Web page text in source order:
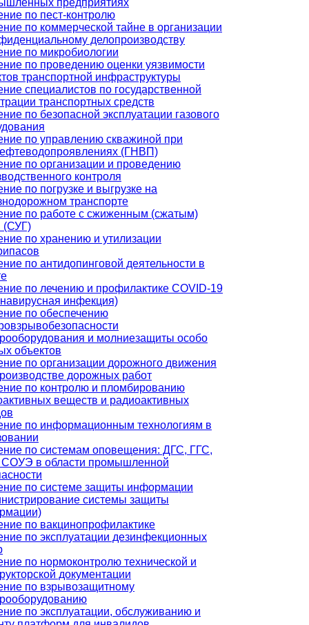
по пест-контролю
по коммерческой тайне в организации
делопроизводству
по микробиологии
по проведению оценки уязвимости
транспортной инфраструктуры
специалистов по государственной
транспортных средств
по безопасной эксплуатации газового
по управлению скважиной при
(ГНВП)
по организации и проведению
контроля
по погрузке и выгрузке на
транспорте
по работе с сжиженным (сжатым)
(СУГ)
по хранению и утилизации
по антидопинговой деятельности в
по лечению и профилактике COVID-19
инфекция)
по обеспечению
и молниезащиты особо
объектов
по организации дорожного движения
дорожных работ
по контролю и пломбированию
веществ и радиоактивных
по информационным технологиям в
по системам оповещения: ДГС, ГГС,
в области промышленной
по системе защиты информации
системы защиты
по вакцинопрофилактике
по эксплуатации дезинфекционных
по нормоконтролю технической и
документации
по взрывозащитному
по эксплуатации, обслуживанию и